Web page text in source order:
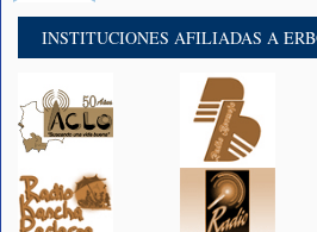
INSTITUCIONES AFILIADAS A